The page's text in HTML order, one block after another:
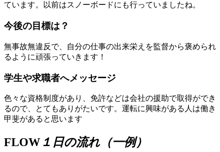
ています。以前はスノーボードにも行っていましたね。
今後の目標は？
無事故無違反で、自分の仕事の出来栄えを監督から褒められ
るように頑張っていきます！
学生や求職者へメッセージ
色々な資格制度があり、免許などは会社の援助で取得ができ
るので、とてもありがたいです。運転に興味がある人は働き
甲斐があると思います
FLOW １日の流れ（一例）